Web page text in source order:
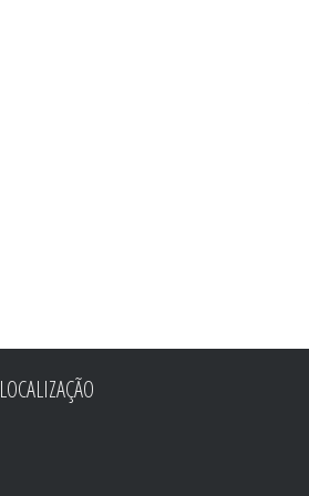
LOCALIZAÇÃO